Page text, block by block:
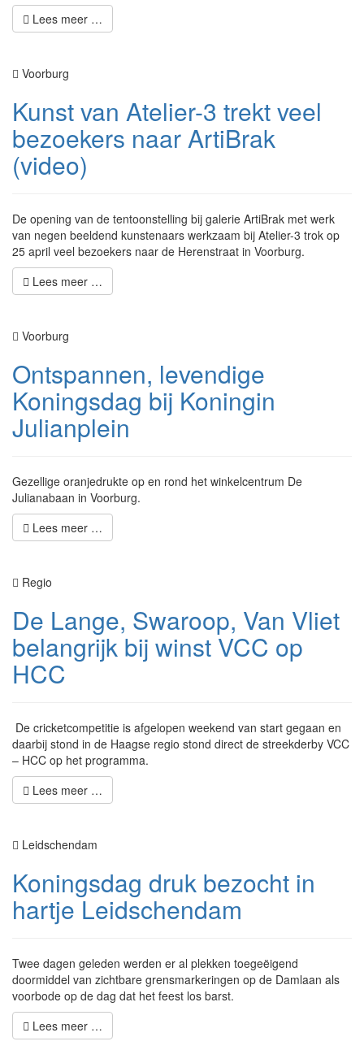
Lees meer …
Voorburg
Kunst van Atelier-3 trekt veel
bezoekers naar ArtiBrak
(video)
De opening van de tentoonstelling bij galerie ArtiBrak met werk
van negen beeldend kunstenaars werkzaam bij Atelier-3 trok op
25 april veel bezoekers naar de Herenstraat in Voorburg.
Lees meer …
Voorburg
Ontspannen, levendige
Koningsdag bij Koningin
Julianplein
Gezellige oranjedrukte op en rond het winkelcentrum De
Julianabaan in Voorburg.
Lees meer …
Regio
De Lange, Swaroop, Van Vliet
belangrijk bij winst VCC op
HCC
De cricketcompetitie is afgelopen weekend van start gegaan en
daarbij stond in de Haagse regio stond direct de streekderby VCC
– HCC op het programma.
Lees meer …
Leidschendam
Koningsdag druk bezocht in
hartje Leidschendam
Twee dagen geleden werden er al plekken toegeëigend
doormiddel van zichtbare grensmarkeringen op de Damlaan als
voorbode op de dag dat het feest los barst.
Lees meer …